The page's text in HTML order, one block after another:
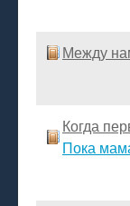
Между
Когда
Пока